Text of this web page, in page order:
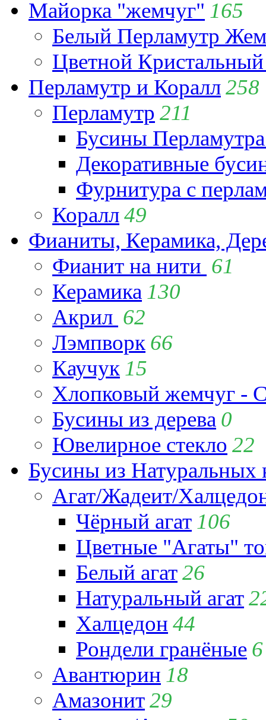
Майорка "жемчуг" 165
Белый Перламутр
Цветной
Перламутр и Коралл258
Перламутр 211
Бусины
Декоративные
Фурнитура с
Коралл49
Фианиты, Керамика,
Фианит на нити 61
Керамика 130
Акрил 62
Лэмпворк 66
Каучук 15
Хлопковый жемчуг -
Бусины из дерева 0
Ювелирное стекло 22
Бусины из Натуральных
Агат/Жадеит/
Чёрный агат 106
Цветные "Агаты"
Белый агат26
Натуральный агат
Халцедон 44
Рондели гранёные 6
Авантюрин 18
Амазонит29